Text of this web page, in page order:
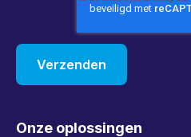
Onze oplossingen